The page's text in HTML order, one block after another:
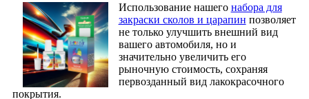
Использование нашего набора для
закраски сколов и царапин позволяет
не только улучшить внешний вид
вашего автомобиля, но и
значительно увеличить его
рыночную стоимость, сохраняя
первозданный вид лакокрасочного
покрытия.